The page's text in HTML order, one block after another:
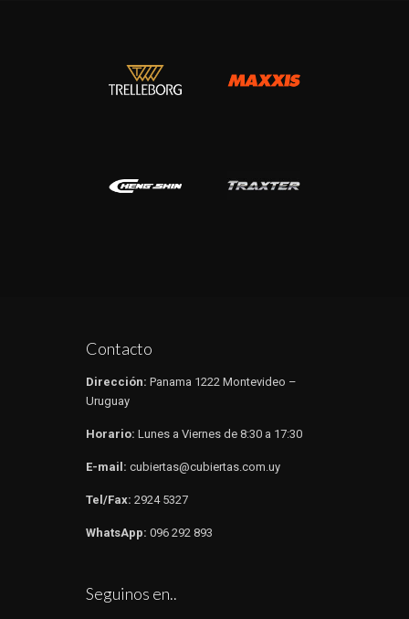
Contacto
Dirección: Panama 1222 Montevideo –
Uruguay
Horario: Lunes a Viernes de 8:30 a 17:30​​
E-mail: cubiertas@cubiertas.com.uy
Tel/Fax: 2924 5327
WhatsApp: 096 292 893
Seguinos en..